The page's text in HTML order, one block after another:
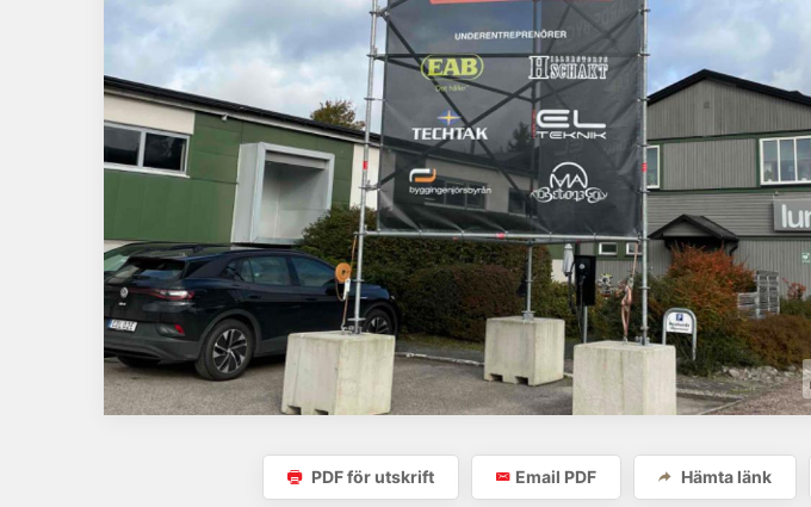
PDF för utskrift Email PDF Hämta länk